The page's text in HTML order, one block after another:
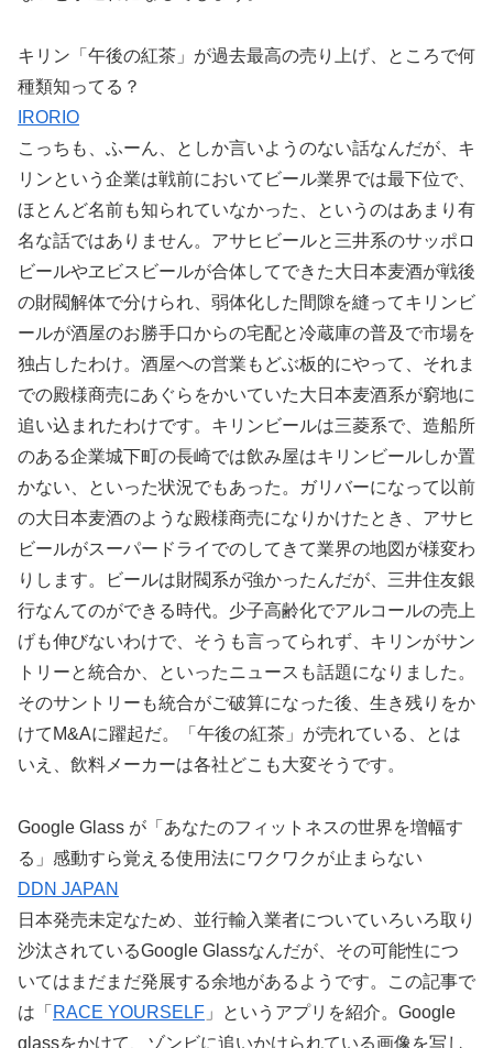
キリン「午後の紅茶」が過去最高の売り上げ、ところで何
種類知ってる？
IRORIO
こっちも、ふーん、としか言いようのない話なんだが、キ
リンという企業は戦前においてビール業界では最下位で、
ほとんど名前も知られていなかった、というのはあまり有
名な話ではありません。アサヒビールと三井系のサッポロ
ビールやヱビスビールが合体してできた大日本麦酒が戦後
の財閥解体で分けられ、弱体化した間隙を縫ってキリンビ
ールが酒屋のお勝手口からの宅配と冷蔵庫の普及で市場を
独占したわけ。酒屋への営業もどぶ板的にやって、それま
での殿様商売にあぐらをかいていた大日本麦酒系が窮地に
追い込まれたわけです。キリンビールは三菱系で、造船所
のある企業城下町の長崎では飲み屋はキリンビールしか置
かない、といった状況でもあった。ガリバーになって以前
の大日本麦酒のような殿様商売になりかけたとき、アサヒ
ビールがスーパードライでのしてきて業界の地図が様変わ
りします。ビールは財閥系が強かったんだが、三井住友銀
行なんてのができる時代。少子高齢化でアルコールの売上
げも伸びないわけで、そうも言ってられず、キリンがサン
トリーと統合か、といったニュースも話題になりました。
そのサントリーも統合がご破算になった後、生き残りをか
けてM&Aに躍起だ。「午後の紅茶」が売れている、とは
いえ、飲料メーカーは各社どこも大変そうです。
Google Glass が「あなたのフィットネスの世界を増幅す
る」感動すら覚える使用法にワクワクが止まらない
DDN JAPAN
日本発売未定なため、並行輸入業者についていろいろ取り
沙汰されているGoogle Glassなんだが、その可能性につ
いてはまだまだ発展する余地があるようです。この記事で
は「 RACE YOURSELF 」というアプリを紹介。Google
glassをかけて、ゾンビに追いかけられている画像を写し